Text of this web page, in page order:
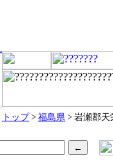
トップ> 福島県 > 岩瀬郡天